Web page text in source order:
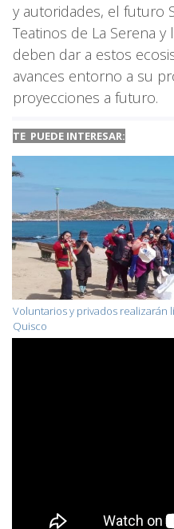
y autoridades, el futuro
Teatinos de La Serena
deben dar a estos
avances entorno a su
proyecciones a futuro.
TE PUEDE INTERESAR:
Voluntarios y privados realizarán
Quisco